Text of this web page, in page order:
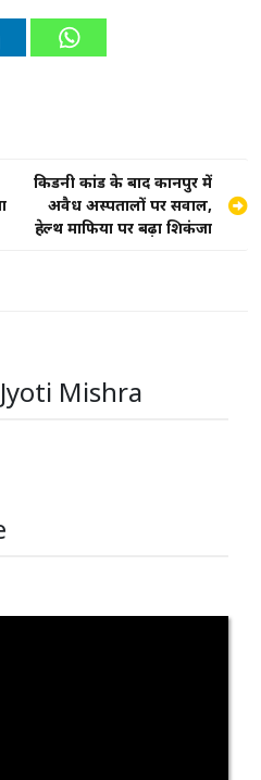
किडनी कांड के बाद कानपुर में
अवैध अस्पतालों पर सवाल,
हेल्थ माफिया पर बढ़ा शिकंजा
Mishra